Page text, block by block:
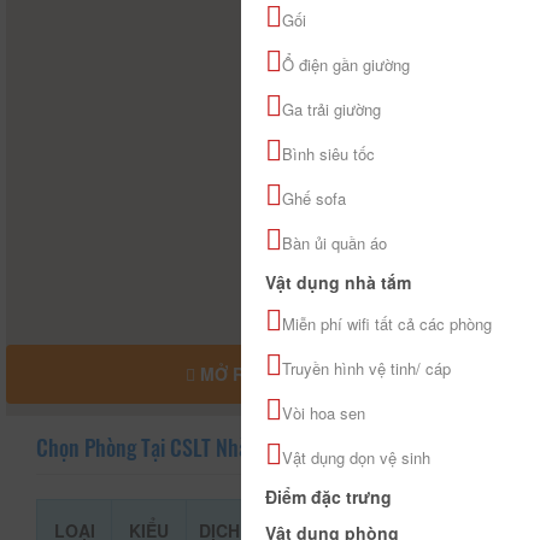
MỞ RỘNG BẢN ĐỒ
Chọn Phòng Tại CSLT Nhà Họ Nguyễn
LOẠI
KIỂU
DỊCH
GIÁ THAM
Gối
Ổ điện gần giường
Ga trải giường
Bình siêu tốc
Ghế sofa
Bàn ủi quần áo
Vật dụng nhà tắm
Miễn phí wifi tất cả các phòng
Truyền hình vệ tinh/ cáp
Vòi hoa sen
Vật dụng dọn vệ sinh
Điểm đặc trưng
Vật dụng phòng